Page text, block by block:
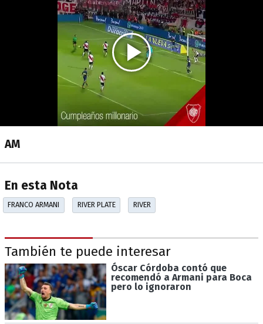
AM
En esta Nota
FRANCO ARMANI RIVER PLATE RIVER
También te puede interesar
Óscar Córdoba contó que
recomendó a Armani para Boca
pero lo ignoraron